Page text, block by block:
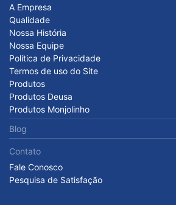
A Empresa
Qualidade
Nossa História
Nossa Equipe
Política de Privacidade
Termos de uso do Site
Produtos
Produtos Deusa
Produtos Monjolinho
Blog
Contato
Fale Conosco
Pesquisa de Satisfação